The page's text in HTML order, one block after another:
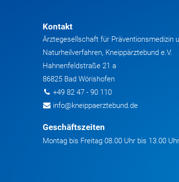
Kontakt
Ärztegesellschaft für Präventionsmedizin
Naturheilverfahren, Kneippärztebund e.V.
Hahnenfeldstraße 21 a
86825 Bad Wörishofen
+49 82 47 - 90 110
info@kneippaerztebund.de
Geschäftszeiten
Montag bis Freitag 08.00 Uhr bis 13.00 Uhr